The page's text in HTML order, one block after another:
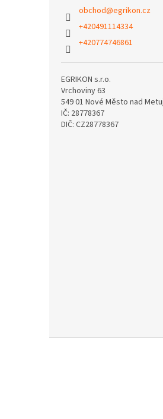
obchod@egrikon.cz
+420491114334
+420774746861
EGRIKON s.r.o.
Vrchoviny 63
549 01 Nové Město nad
IČ: 28778367
DIČ: CZ28778367